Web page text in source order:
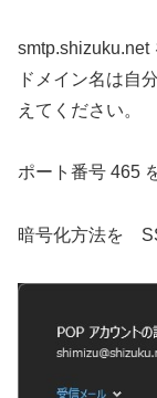
ドメイン名は自
えてください。
ポート番号 465
暗号化方法を